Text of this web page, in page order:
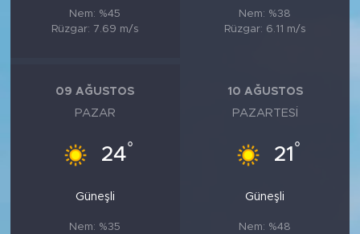
Nem: %45
Rüzgar: 7.69 m/s
Nem: %38
Rüzgar: 6.11 m/s
09 AĞUSTOS
PAZAR
24°
Güneşli
Nem: %35
10 AĞUSTOS
PAZARTESI
21 °
Güneşli
Nem: %48